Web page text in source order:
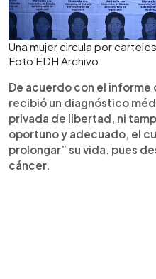
Una mujer circula por
Foto EDH Archivo
De acuerdo con el informe
recibió un diagnóstico
privada de libertad, ni
oportuno y adecuado, el
prolongar” su vida, pues
cáncer.